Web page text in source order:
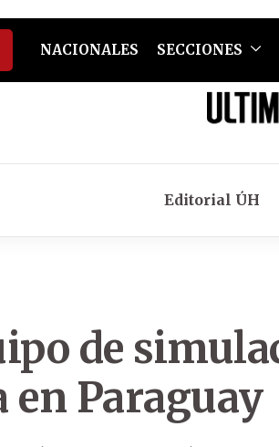
NACIONALES SECCIONES
Editorial ÚH
de
en Paraguay